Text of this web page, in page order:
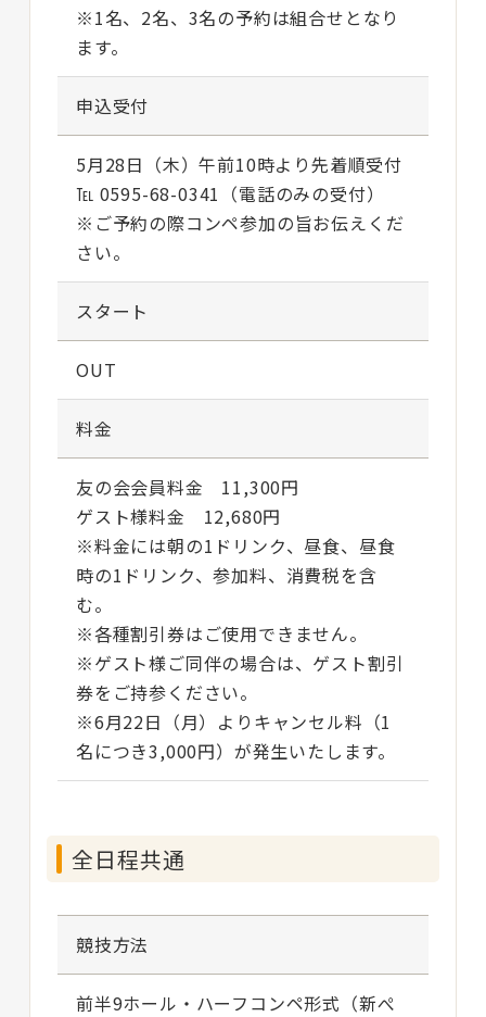
※1名、2名、3名の予約は組合せとなり
ます。
申込受付
5月28日（木）午前10時より先着順受付
℡ 0595-68-0341（電話のみの受付）
※ご予約の際コンペ参加の旨お伝えくだ
さい。
スタート
OUT
料金
友の会会員料金 11,300円
ゲスト様料金 12,680円
※料金には朝の1ドリンク、昼食、昼食
時の1ドリンク、参加料、消費税を含
む。
※各種割引券はご使用できません。
※ゲスト様ご同伴の場合は、ゲスト割引
券をご持参ください。
※6月22日（月）よりキャンセル料（1
名につき3,000円）が発生いたします。
全日程共通
競技方法
前半9ホール・ハーフコンペ形式（新ぺ